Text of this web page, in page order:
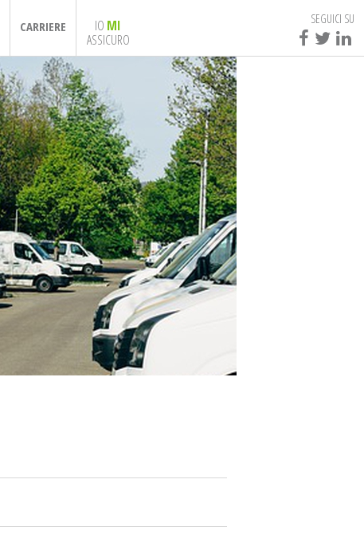
CARRIERE IO MI
ASSICURO
SEGUICI SU